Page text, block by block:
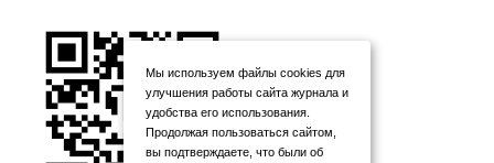
Мы используем файлы cookies для
улучшения работы сайта журнала и
удобства его использования.
Продолжая пользоваться сайтом,
вы подтверждаете, что были об